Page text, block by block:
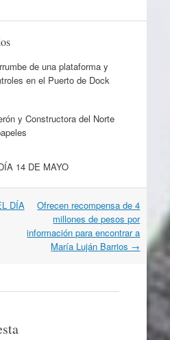
de una plataforma y
en el Puerto de Dock
y Constructora del Norte
14 DE MAYO
DÍA
Ofrecen recompensa de 4
millones de pesos por
información para encontrar a
María Luján Barrios →